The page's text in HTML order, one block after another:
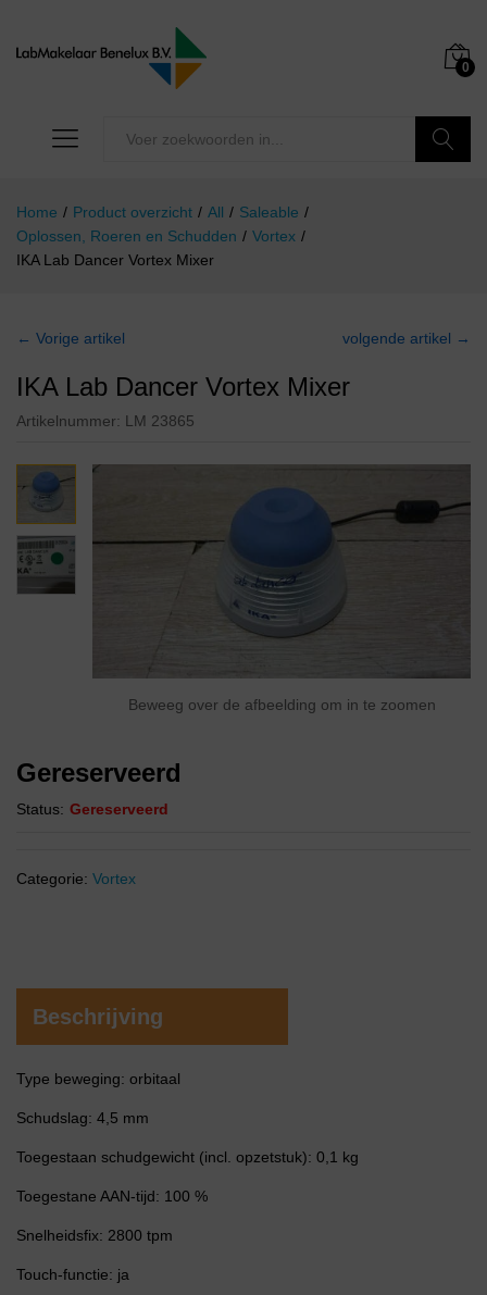
0
Home / Product overzicht / All / Saleable /
Oplossen, Roeren en Schudden / Vortex /
IKA Lab Dancer Vortex Mixer
← Vorige artikel volgende artikel →
IKA Lab Dancer Vortex Mixer
Artikelnummer: LM 23865
Beweeg over de afbeelding om in te zoomen
Gereserveerd
Status: Gereserveerd
Categorie: Vortex
Beschrijving
Type beweging: orbitaal
Schudslag: 4,5 mm
Toegestaan schudgewicht (incl. opzetstuk): 0,1 kg
Toegestane AAN-tijd: 100 %
Snelheidsfix: 2800 tpm
Touch-functie: ja